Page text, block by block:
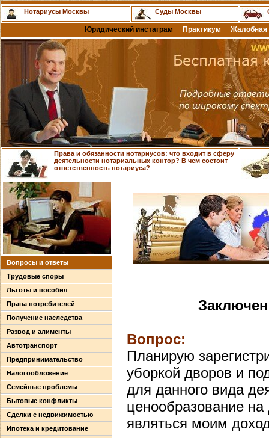
Нотариусы Москвы Суды Москвы
Юридический инстаграм Практикум Жалобная
Права и обязанности нотариусов: что входит в сферу
деятельности нотариальных контор? В чем состоит
ответственность нотариуса?
Вопросы и ответы
Трудовые споры
Льготы и пособия
Права потребителей
Получение наследства
Развод и алименты
Автотранспорт
Предпринимательство
Налогообложение
Семейные проблемы
Бытовые конфликты
Сделки с недвижимостью
Ипотека и кредитование
Вопрос:
Планирую
уборкой дворов и
для данного вида
ценообразование на
являться моим